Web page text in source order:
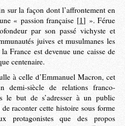
sur la façon dont l’affrontement en
« passion française [1]». Férue
par son passé vichyste et
juives et musulmanes les
France est devenue une caisse de
centenaire.
à celle d’Emmanuel Macron, cet
demi-siècle de relations franco-
le but de s’adresser à un public
raconter cette histoire sous forme
protagonistes que des propos